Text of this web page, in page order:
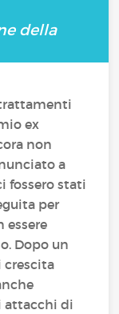
della
ex
non
a
fossero stati
per
essere
Dopo un
crescita
attacchi di